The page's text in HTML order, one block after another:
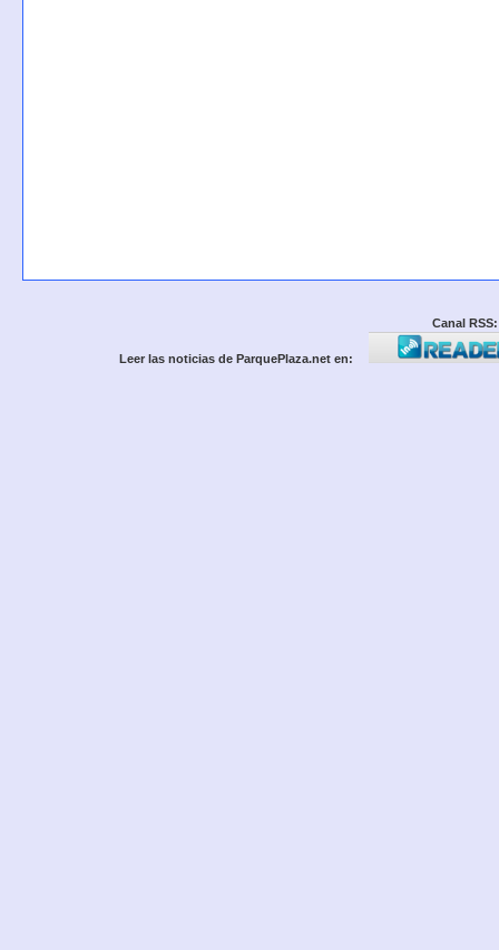
Canal RSS:
Leer las noticias de ParquePlaza.net en: